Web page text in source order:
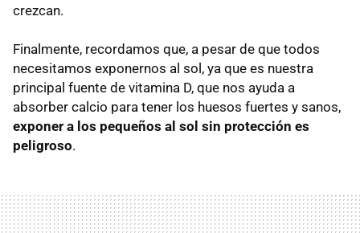
crezcan.
Finalmente, recordamos que, a pesar de que todos
necesitamos exponernos al sol, ya que es nuestra
principal fuente de vitamina D, que nos ayuda a
absorber calcio para tener los huesos fuertes y sanos,
exponer a los pequeños al sol sin protección es
peligroso.